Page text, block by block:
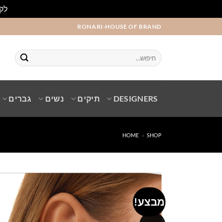
to
RONARI-HOUSE OF BRAND
חיפוש
עבור:
DESIGNERS תיקים נשים גברים
HOME » SHOP
מבצע!